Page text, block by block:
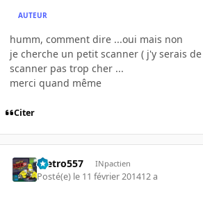
AUTEUR
humm, comment dire ...oui mais non
je cherche un petit scanner ( j'y serais
scanner pas trop cher ...
merci quand même
Citer
metro557 INpactien
Posté(e) le 11 février 201412 a